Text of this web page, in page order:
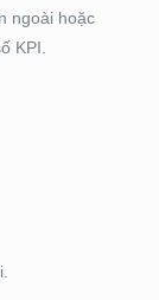
ngoài hoặc
KPI.